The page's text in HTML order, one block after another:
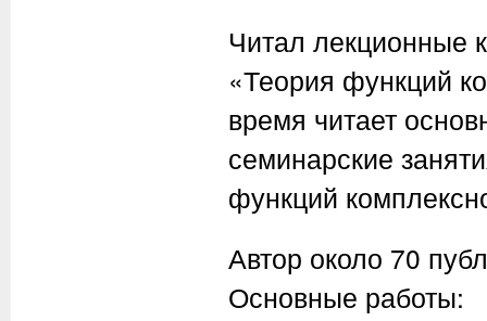
Читал лекционные
«Теория функций
время читает
семинарские
функций
Автор около 70
Основные работы: